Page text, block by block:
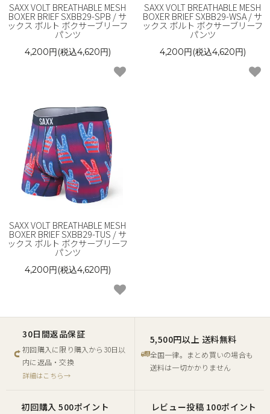
SAXX VOLT BREATHABLE MESH
BOXER BRIEF SXBB29-SPB / サ
ックス ボルト ボクサーブリーフ
パンツ
4,200円(税込4,620円)
SAXX VOLT BREATHABLE MESH
BOXER BRIEF SXBB29-WSA / サ
ックス ボルト ボクサーブリーフ
パンツ
4,200円(税込4,620円)
SAXX VOLT BREATHABLE MESH
BOXER BRIEF SXBB29-TUS / サ
ックス ボルト ボクサーブリーフ
パンツ
4,200円(税込4,620円)
30日間返品保証
初回購入に限り購入から30日以
内に返品・交換
詳細はこちら→
5,500円以上 送料無料
全国一律。まとめ買いの場合も
送料は一切かかりません
初回購入 500ポイント レビュー投稿 100ポイント